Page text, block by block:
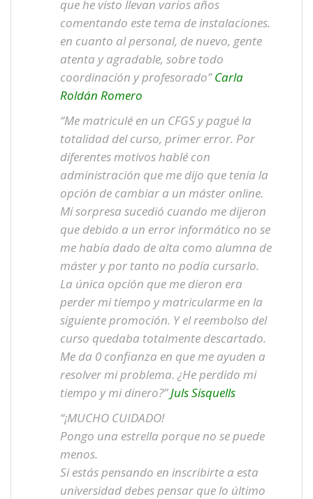
que he visto llevan varios años
comentando este tema de instalaciones.
en cuanto al personal, de nuevo, gente
atenta y agradable, sobre todo
coordinación y profesorado” Carla
Roldán Romero
“Me matriculé en un CFGS y pagué la
totalidad del curso, primer error. Por
diferentes motivos hablé con
administración que me dijo que tenía la
opción de cambiar a un máster online.
Mi sorpresa sucedió cuando me dijeron
que debido a un error informático no se
me había dado de alta como alumna de
máster y por tanto no podía cursarlo.
La única opción que me dieron era
perder mi tiempo y matricularme en la
siguiente promoción. Y el reembolso del
curso quedaba totalmente descartado.
Me da 0 confianza en que me ayuden a
resolver mi problema. ¿He perdido mi
tiempo y mi dinero?”Juls Sisquells
“¡MUCHO CUIDADO!
Pongo una estrella porque no se puede
menos.
Si estás pensando en inscribirte a esta
universidad debes pensar que lo último